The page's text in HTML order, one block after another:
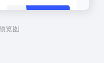
览图